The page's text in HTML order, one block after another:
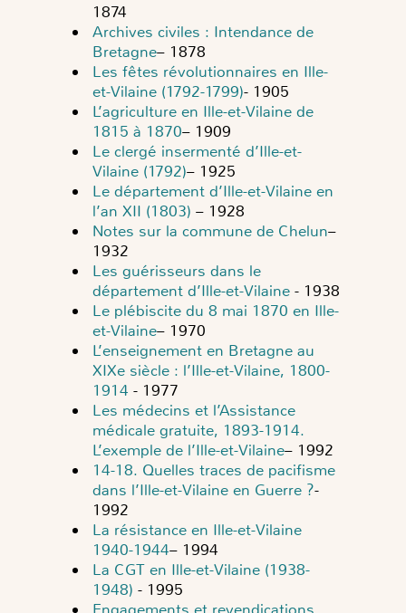
1874
Archives civiles : Intendance de
Bretagne– 1878
Les fêtes révolutionnaires en Ille-
et-Vilaine (1792-1799)- 1905
L’agriculture en Ille-et-Vilaine de
1815 à 1870– 1909
Le clergé insermenté d’Ille-et-
Vilaine (1792)– 1925
Le département d’Ille-et-Vilaine en
l’an XII (1803)– 1928
Notes sur la commune de Chelun–
1932
Les guérisseurs dans le
département d’Ille-et-Vilaine- 1938
Le plébiscite du 8 mai 1870 en Ille-
et-Vilaine– 1970
L’enseignement en Bretagne au
XIXe siècle : l’Ille-et-Vilaine, 1800-
1914- 1977
Les médecins et l’Assistance
médicale gratuite, 1893-1914.
L’exemple de l’Ille-et-Vilaine– 1992
14-18. Quelles traces de pacifisme
dans l’Ille-et-Vilaine en Guerre ?-
1992
La résistance en Ille-et-Vilaine
1940-1944– 1994
La CGT en Ille-et-Vilaine (1938-
1948)- 1995